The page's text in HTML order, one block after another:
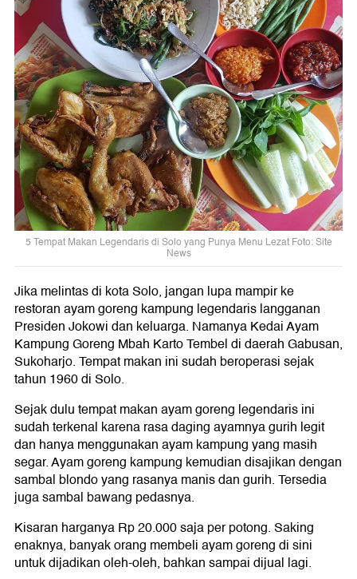
5 Tempat Makan Legendaris di Solo yang Punya Menu Lezat Foto: Site
News
Jika melintas di kota Solo, jangan lupa mampir ke
restoran ayam goreng kampung legendaris langganan
Presiden Jokowi dan keluarga. Namanya Kedai Ayam
Kampung Goreng Mbah Karto Tembel di daerah Gabusan,
Sukoharjo. Tempat makan ini sudah beroperasi sejak
tahun 1960 di Solo.
Sejak dulu tempat makan ayam goreng legendaris ini
sudah terkenal karena rasa daging ayamnya gurih legit
dan hanya menggunakan ayam kampung yang masih
segar. Ayam goreng kampung kemudian disajikan dengan
sambal blondo yang rasanya manis dan gurih. Tersedia
juga sambal bawang pedasnya.
Kisaran harganya Rp 20.000 saja per potong. Saking
enaknya, banyak orang membeli ayam goreng di sini
untuk dijadikan oleh-oleh, bahkan sampai dijual lagi.